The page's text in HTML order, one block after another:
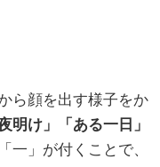
ら顔を出す様子をか
明け」「ある一日」
一」が付くことで、